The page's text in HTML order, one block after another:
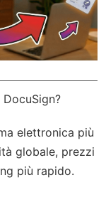
elettronica più
globale, prezzi
più rapido.